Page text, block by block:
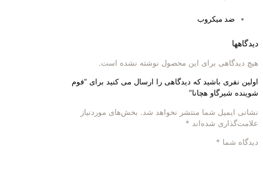
ضد میکروب
دیدگاهها
هیچ دیدگاهی برای این محصول نوشته نشده است.
اولین نفری باشید که دیدگاهی را ارسال می کنید برای “فوم
شوینده شیرگاو هچانا”
نشانی ایمیل شما منتشر نخواهد شد. بخش‌های موردنیاز
علامت‌گذاری شده‌اند *
دیدگاه شما *